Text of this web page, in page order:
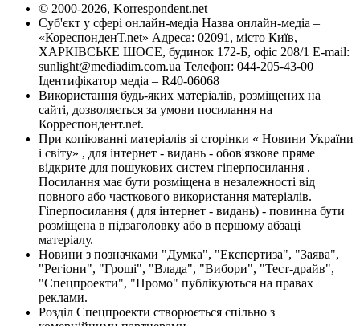
© 2000-2026, Korrespondent.net
Суб'єкт у сфері онлайн-медіа Назва онлайн-медіа –
«КореспонденТ.net» Адреса: 02091, місто Київ,
ХАРКІВСЬКЕ ШОСЕ, будинок 172-Б, офіс 208/1 E-mail:
sunlight@mediadim.com.ua Телефон: 044-205-43-00
Ідентифікатор медіа – R40-06068
Використання будь-яких матеріалів, розміщених на
сайті, дозволяється за умови посилання на
Корреспондент.net.
При копіюванні матеріалів зі сторінки « Новини України
і світу» , для інтернет - видань - обов'язкове пряме
відкрите для пошукових систем гіперпосилання .
Посилання має бути розміщена в незалежності від
повного або часткового використання матеріалів.
Гіперпосилання ( для інтернет - видань) - повинна бути
розміщена в підзаголовку або в першому абзаці
матеріалу.
Новини з позначками "Думка", "Експертиза", "Заява",
"Регіони", "Гроші", "Влада", "Вибори", "Тест-драйв",
"Спецпроекти", "Промо" публікуються на правах
реклами.
Розділ Спецпроекти створюється спільно з